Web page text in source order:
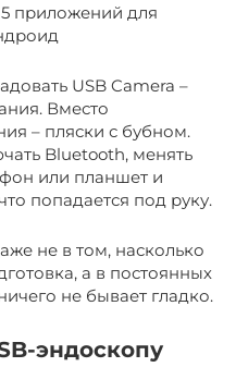
приложений для
USB Camera –
Вместо
– пляски с бубном.
Bluetooth, менять
или планшет и
попадается под руку.
не в том, насколько
а в постоянных
не бывает гладко.
эндоскопу